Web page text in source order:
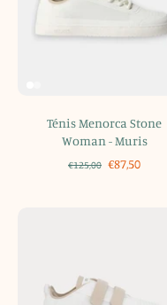
Ténis Menorca Stone
Woman - Muris
€125,00 €87,50